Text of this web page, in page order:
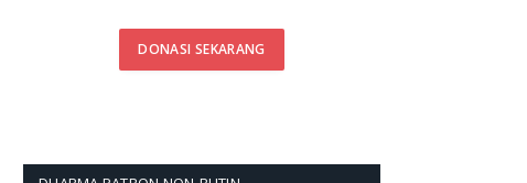
DONASI SEKARANG